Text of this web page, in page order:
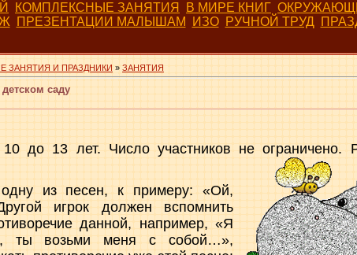
КОМПЛЕКСНЫЕ ЗАНЯТИЯ В МИРЕ КНИГ
ПРЕЗЕНТАЦИИ МАЛЫШАМ ИЗО РУЧНОЙ ТРУД
ЗАНЯТИЯ И ПРАЗДНИКИ » ЗАНЯТИЯ
саду
до 13 лет. Число участников не ограничено.
из песен, к примеру: «Ой,
игрок должен вспомнить
данной, например, «Я
ты возьми меня с собой…»,